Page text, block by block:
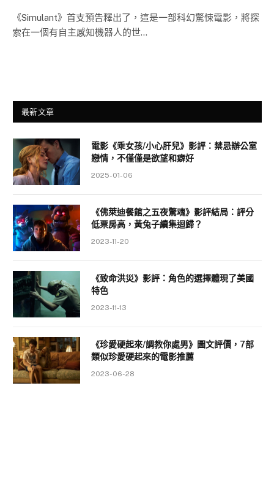
《Simulant》首支預告釋出了，這是一部科幻驚悚電影，將探
索在一個有自主感知機器人的世…
最新文章
電影《乖女孩/小心肝兒》影評：禁忌辦公室
戀情，不僅僅是欲望和癖好
2025-01-06
《佛萊迪餐館之五夜驚魂》影評結局：評分
低票房高，黃兔子續集迴歸？
2023-11-20
《致命洪災》影評：角色的選擇體現了美國
特色
2023-11-13
《珍愛硬起來/調教你處男》圖文評價，7部
類似珍愛硬起來的電影推薦
2023-06-28